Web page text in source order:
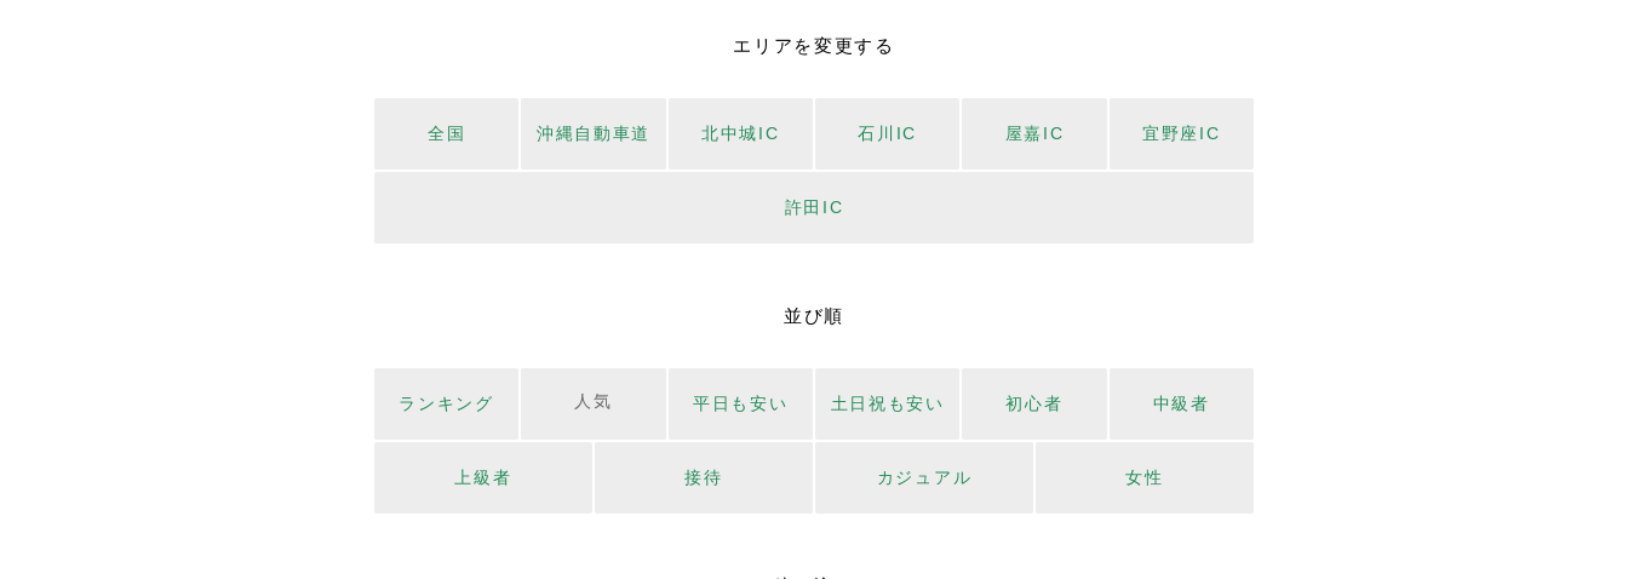
エリアを変更する
全国 沖縄自動車道 北中城IC 石川IC 屋嘉IC 宜野座IC
許田IC
並び順
ランキング 人気 平日も安い 土日祝も安い 初心者 中級者
上級者 接待 カジュアル 女性